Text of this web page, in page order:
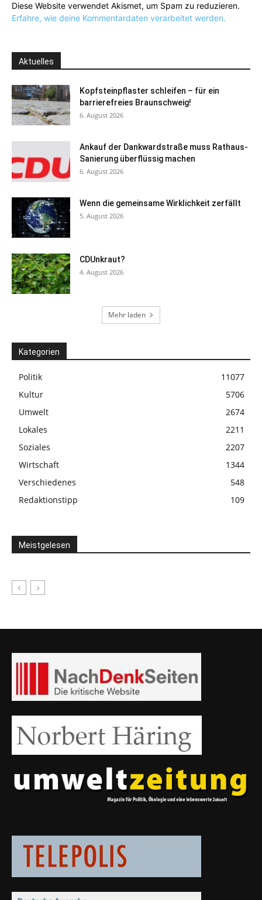
Diese Website verwendet Akismet, um Spam zu reduzieren.
Erfahre, wie deine Kommentardaten verarbeitet werden.
Aktuelles
Kopfsteinpflaster schleifen – für ein
barrierefreies Braunschweig!
6. August 2026
Ankauf der Dankwardstraße muss Rathaus-
Sanierung überflüssig machen
6. August 2026
Wenn die gemeinsame Wirklichkeit zerfällt
5. August 2026
CDUnkraut?
4. August 2026
Mehr laden
Kategorien
Politik
11077
Kultur
5706
Umwelt
2674
Lokales
2211
Soziales
2207
Wirtschaft
1344
Verschiedenes
548
Redaktionstipp
109
Meistgelesen